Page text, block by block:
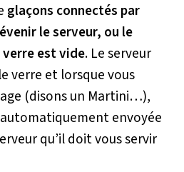
glaçons connectés par
le serveur, ou le
est vide. Le serveur
verre et lorsque vous
(disons un Martini…),
envoyée
qu’il doit vous servir